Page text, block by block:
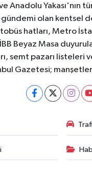
Anadolu
olan kentsel
hatları, Metro
Beyaz Masa
semt pazarı listeleri
Gazetesi;